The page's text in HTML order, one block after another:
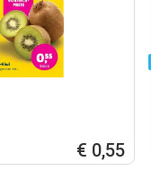
€ 0,55